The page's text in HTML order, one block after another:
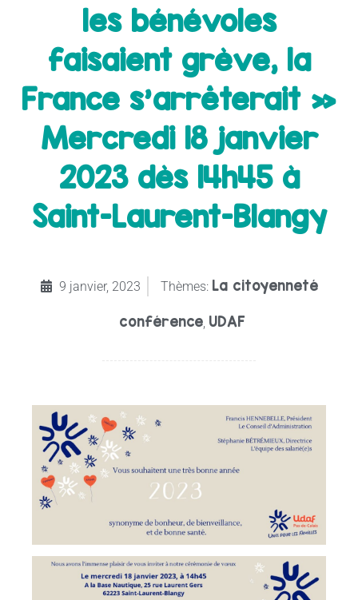
les bénévoles
faisaient grève, la
France s’arrêterait »
Mercredi 18 janvier
2023 dès 14h45 à
Saint-Laurent-Blangy
9 janvier, 2023 Thèmes: La citoyenneté
conférence UDAF